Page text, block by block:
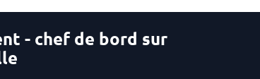
- chef de bord sur